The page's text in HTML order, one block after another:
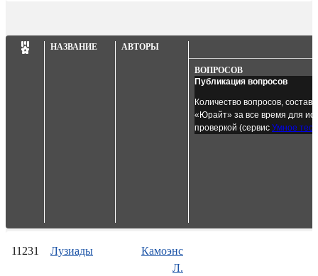
НАЗВАНИЕ АВТОРЫ
ВОПРОСОВ
Публикация вопросов
Количество вопросов,
«Юрайт» за все время для
проверкой (сервис Умное
11231 Лузиады
Камоэнс
Л.